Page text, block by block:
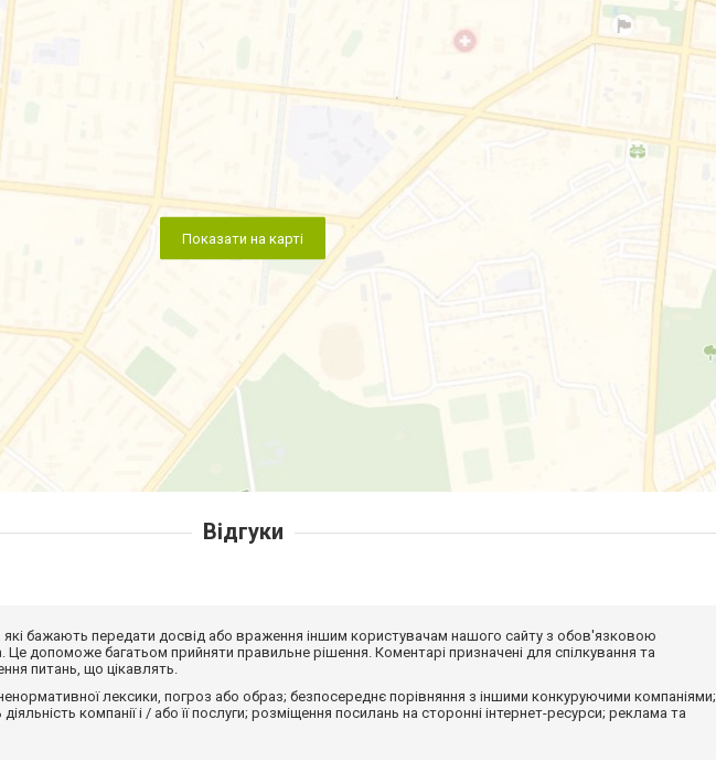
Показати на карті
Відгуки
які бажають передати досвід або враження іншим користувачам нашого сайту з обов'язковою
Це допоможе багатьом прийняти правильне рішення. Коментарі призначені для спілкування та
питань, що цікавлять.
лексики, погроз або образ; безпосереднє порівняння з іншими конкуруючими компаніями;
компанії і / або її послуги; розміщення посилань на сторонні інтернет-ресурси; реклама та